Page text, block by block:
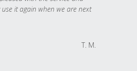
it again when we are next
T. M.